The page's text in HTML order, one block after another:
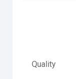
Quality